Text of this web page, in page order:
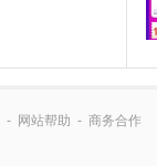
- 网站帮助 - 商务合作